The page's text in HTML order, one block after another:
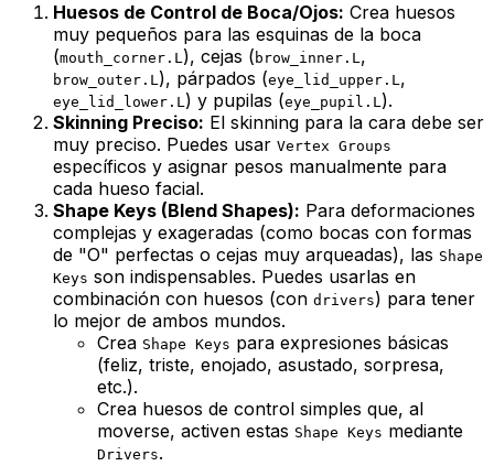
Huesos de Control de Boca/Ojos: Crea huesos
muy pequeños para las esquinas de la boca
(mouth_corner.L), cejas ( brow_inner.L,
brow_outer.L), párpados (eye_lid_upper.L,
eye_lid_lower.L) y pupilas (eye_pupil.L).
Skinning Preciso: El skinning para la cara debe ser
muy preciso. Puedes usar Vertex Groups
específicos y asignar pesos manualmente para
cada hueso facial.
Shape Keys (Blend Shapes): Para deformaciones
complejas y exageradas (como bocas con formas
de "O" perfectas o cejas muy arqueadas), las Shape
Keys son indispensables. Puedes usarlas en
combinación con huesos (con drivers) para tener
lo mejor de ambos mundos.
Crea Shape Keys para expresiones básicas
(feliz, triste, enojado, asustado, sorpresa,
etc.).
Crea huesos de control simples que, al
moverse, activen estas Shape Keys mediante
Drivers.